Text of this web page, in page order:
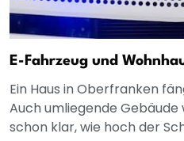
E-Fahrzeug und
Ein Haus in Oberfranken
Auch umliegende
schon klar, wie hoch der